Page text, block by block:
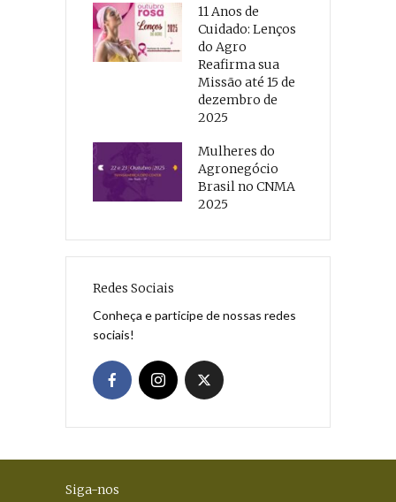
11 Anos de
Cuidado: Lenços
do Agro
Reafirma sua
Missão até 15 de
dezembro de
2025
Mulheres do
Agronegócio
Brasil no CNMA
2025
Redes Sociais
Conheça e participe de nossas redes
sociais!
Siga-nos